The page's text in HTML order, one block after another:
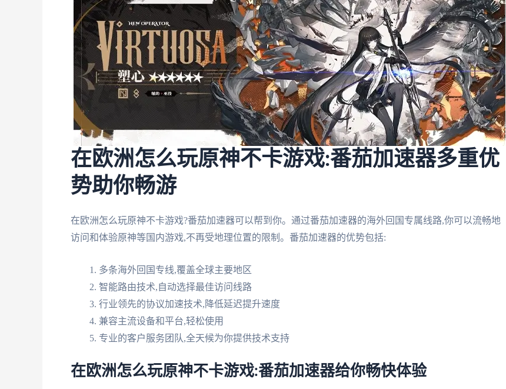
在欧洲怎么玩原神不卡游戏:番茄加速器多重优
势助你畅游
在欧洲怎么玩原神不卡游戏?番茄加速器可以帮到你。通过番茄加速器的海外回国专属线路,你可以流畅地
访问和体验原神等国内游戏,不再受地理位置的限制。番茄加速器的优势包括:
多条海外回国专线,覆盖全球主要地区
智能路由技术,自动选择最佳访问线路
行业领先的协议加速技术,降低延迟提升速度
兼容主流设备和平台,轻松使用
专业的客户服务团队,全天候为你提供技术支持
在欧洲怎么玩原神不卡游戏:番茄加速器给你畅快体验